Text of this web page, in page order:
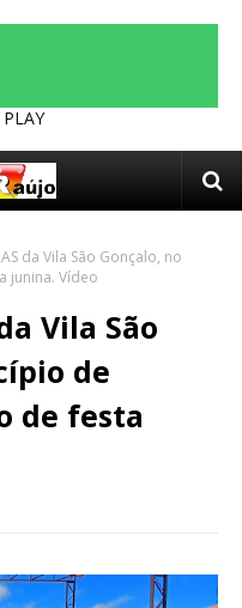
da Vila São Gonçalo, no
junina. Vídeo
Vila São
de
de festa